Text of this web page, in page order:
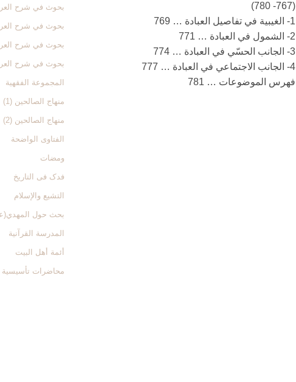
(767- 780)
1- الغيبية في تفاصيل العبادة … 769
2- الشمول في العبادة … 771
3- الجانب الحسّي في العبادة … 774
4- الجانب الاجتماعي في العبادة … 777
فهرس الموضوعات … 781
بحوث في شرح
بحوث في شرح
بحوث في شرح
بحوث في شرح
المجموعة الفقهیة
منهاج الصالحین (1)
منهاج الصالحین (2)
الفتاوی الواضحة
ومضات
فدک فی التاریخ
التشیع والإسلام
بحث حول
المدرسة القرآنیة
أئمة أهل البیت
محاضرات تأسیسیة